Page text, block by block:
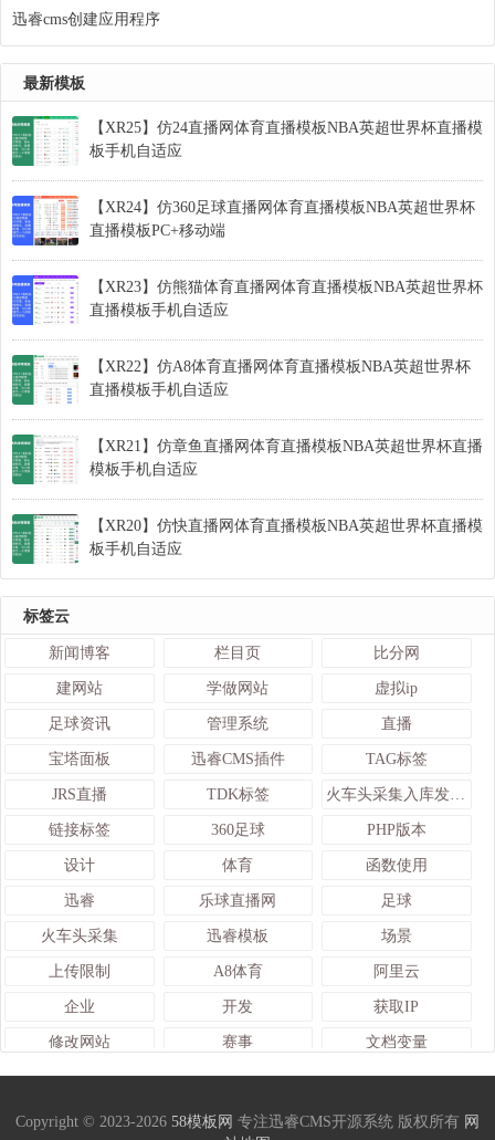
迅睿cms创建应用程序
最新模板
【XR25】仿24直播网体育直播模板NBA英超世界杯直播模
板手机自适应
【XR24】仿360足球直播网体育直播模板NBA英超世界杯
直播模板PC+移动端
【XR23】仿熊猫体育直播网体育直播模板NBA英超世界杯
直播模板手机自适应
【XR22】仿A8体育直播网体育直播模板NBA英超世界杯
直播模板手机自适应
【XR21】仿章鱼直播网体育直播模板NBA英超世界杯直播
模板手机自适应
【XR20】仿快直播网体育直播模板NBA英超世界杯直播模
板手机自适应
标签云
新闻博客 栏目页 比分网
建网站 学做网站 虚拟ip
足球资讯 管理系统 直播
宝塔面板 迅睿CMS插件 TAG标签
JRS直播 TDK标签 火车头采集入库发布接口
链接标签 360足球 PHP版本
设计 体育 函数使用
迅睿 乐球直播网 足球
火车头采集 迅睿模板 场景
上传限制 A8体育 阿里云
企业 开发 获取IP
修改网站 赛事 文档变量
颜色变量 查询 UI
循环标签 会员 管理
Copyright © 2023-2026 58模板网 专注迅睿CMS开源系统 版权所有 网